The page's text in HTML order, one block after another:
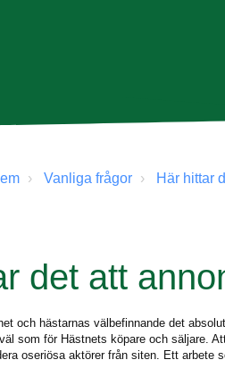
Vanliga frågor Här hittar
det att
och hästarnas välbefinnande det
som för Hästnets köpare och säljare.
oseriösa aktörer från siten. Ett arbete